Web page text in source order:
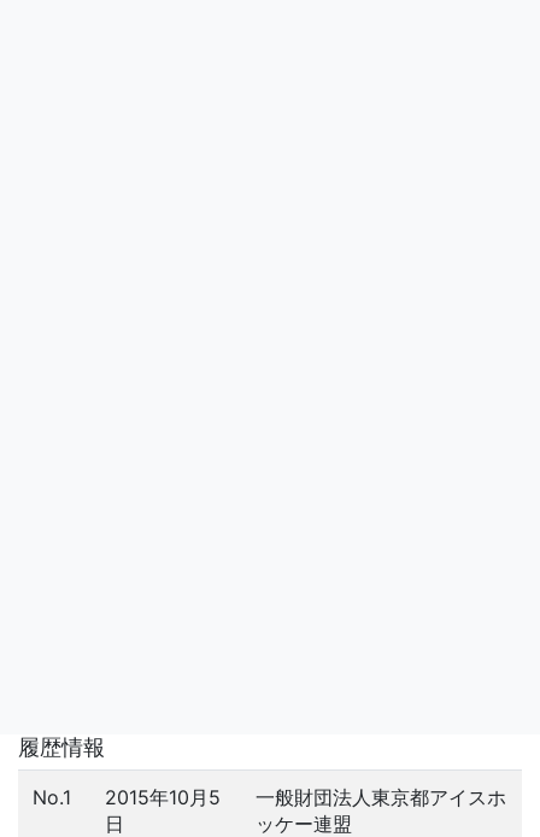
履歴情報
No.1
2015年10月5
日
一般財団法人東京都アイスホ
ッケー連盟